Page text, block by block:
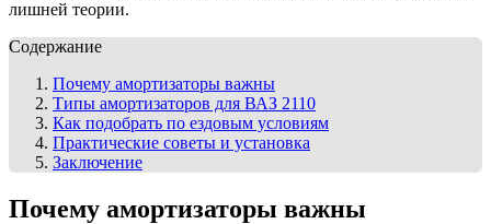
лишней теории.
Содержание
Почему амортизаторы важны
Типы амортизаторов для ВАЗ 2110
Как подобрать по ездовым условиям
Практические советы и установка
Заключение
Почему амортизаторы важны